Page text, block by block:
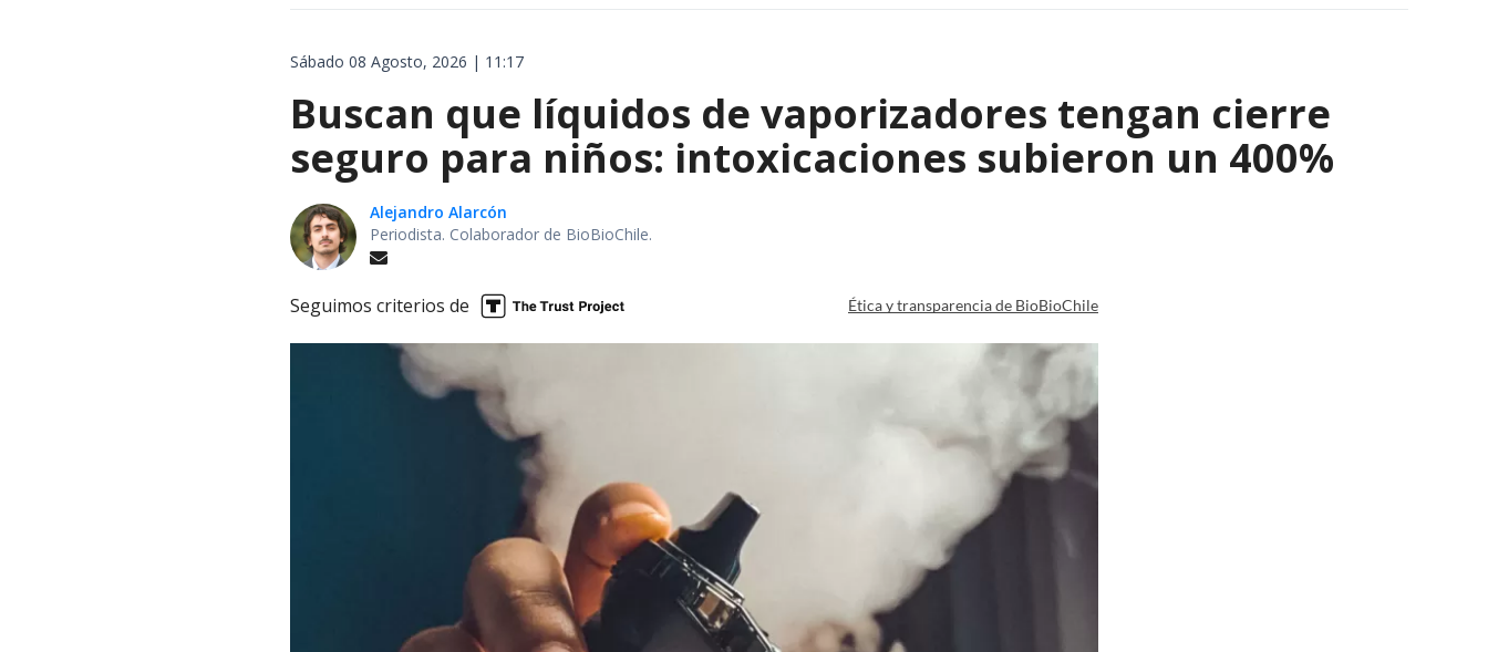
Sábado 08 Agosto, 2026 | 11:17
Buscan que líquidos de vaporizadores tengan cierre
seguro para niños: intoxicaciones subieron un 400%
Alejandro Alarcón
Periodista. Colaborador de BioBioChile.
Seguimos criterios de Ética y transparencia de BioBioChile